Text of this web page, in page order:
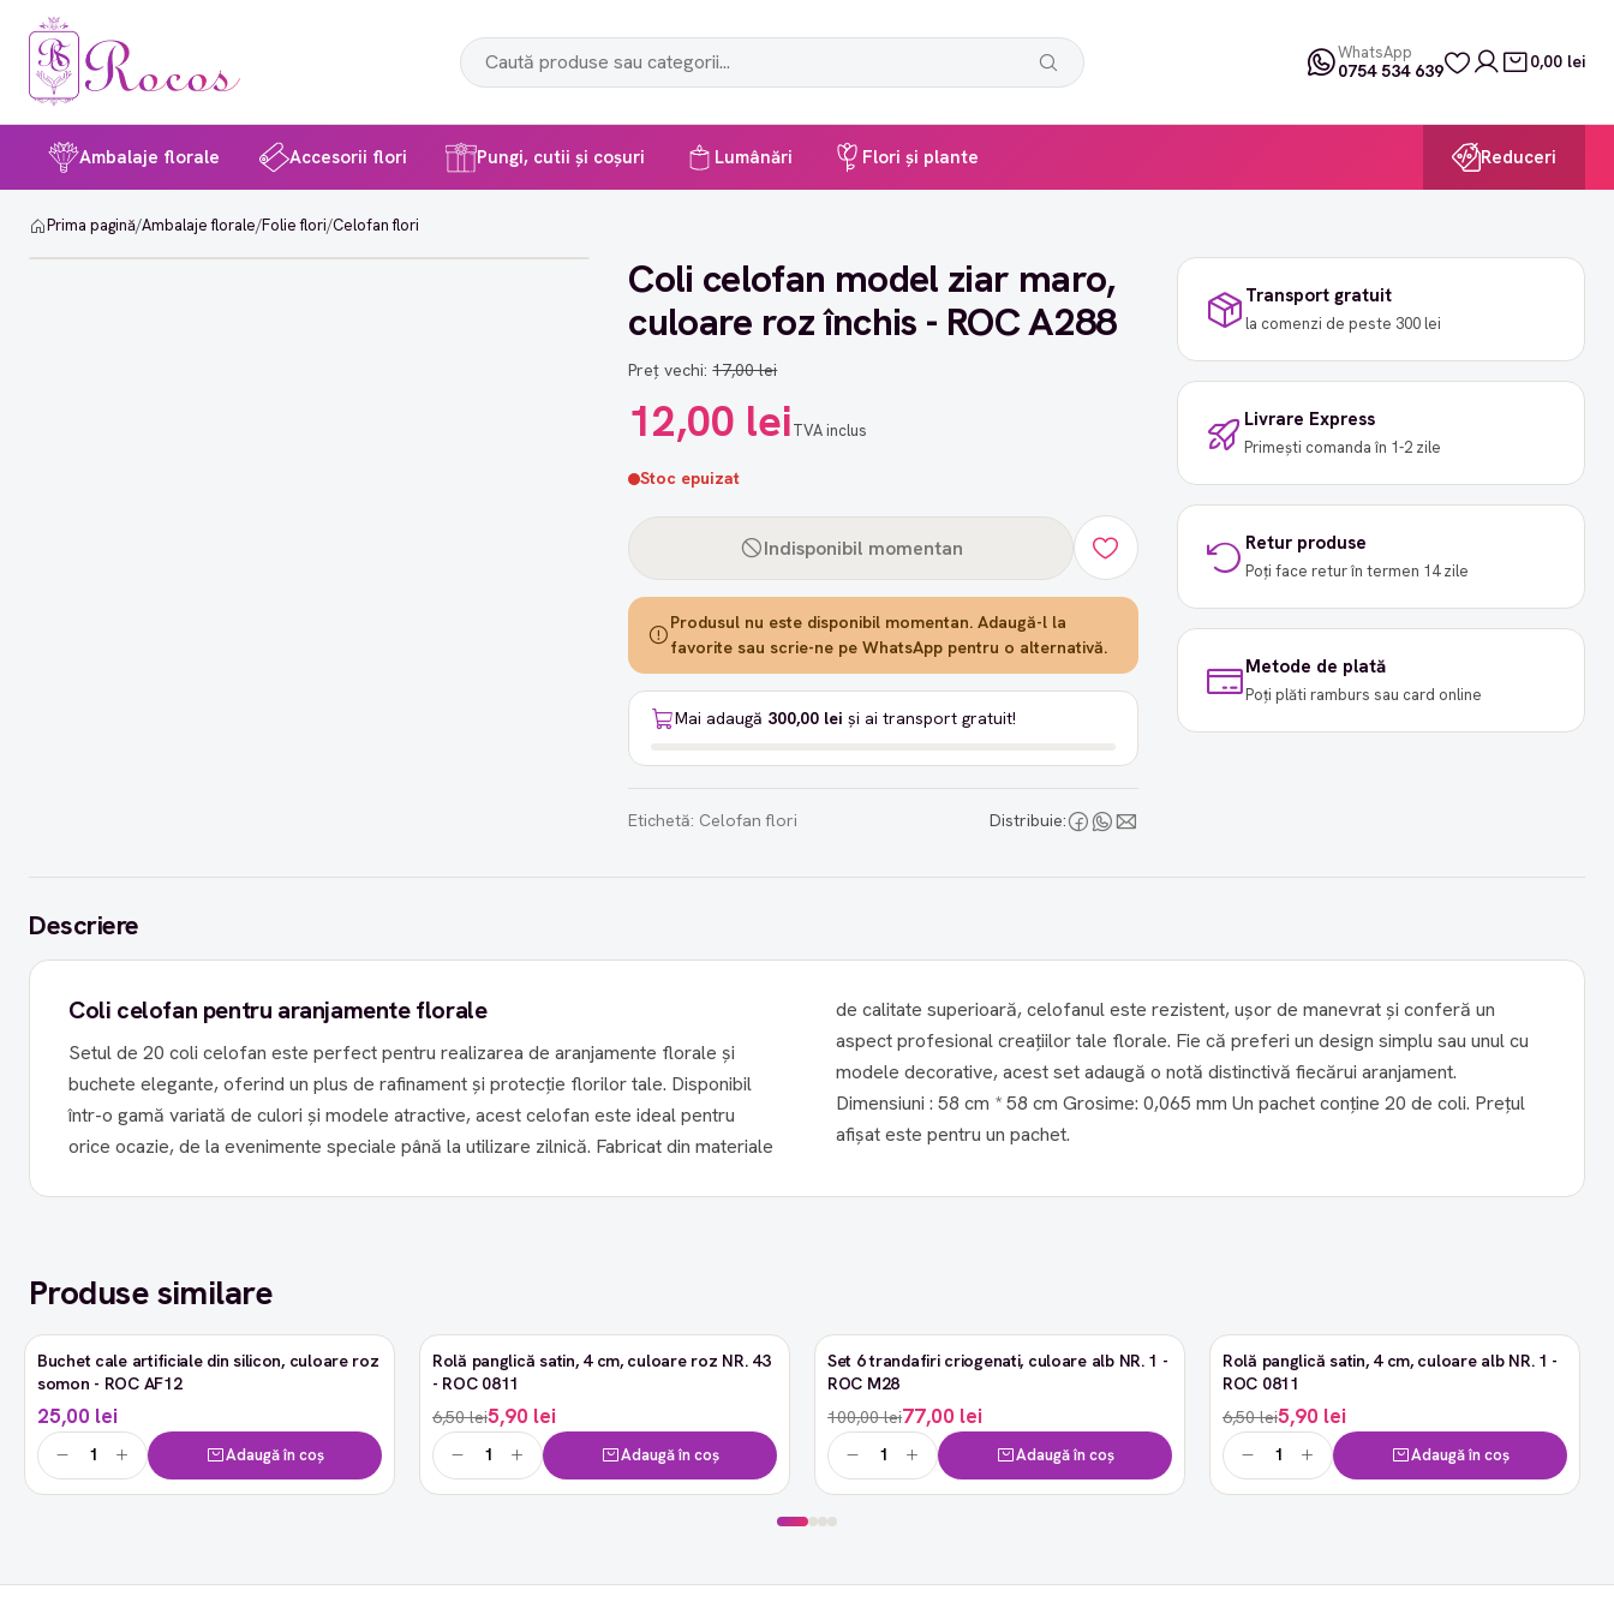
WhatsApp
0754 534 639 0,00 lei
Ambalaje florale Accesorii flori Pungi, cutii și coșuri Lumânări Flori și plante Reduceri
Prima pagină/Ambalaje florale/Folie flori/Celofan flori
Coli celofan model ziar maro,
culoare roz închis - ROC A288
Preț vechi:17,00 lei
12,00 leiTVA inclus
Stoc epuizat
Indisponibil momentan
Produsul nu este disponibil momentan. Adaugă-l la
favorite sau scrie-ne pe WhatsApp pentru o alternativă.
Mai adaugă 300,00 lei și ai transport gratuit!
Etichetă: Celofan flori Distribuie:
Transport gratuit
la comenzi de peste 300 lei
Livrare Express
Primești comanda în 1-2 zile
Retur produse
Poți face retur în termen 14 zile
Metode de plată
Poți plăti ramburs sau card online
Descriere
Coli celofan pentru aranjamente florale
Setul de 20 coli celofan este perfect pentru realizarea de aranjamente florale și
buchete elegante, oferind un plus de rafinament și protecție florilor tale. Disponibil
într-o gamă variată de culori și modele atractive, acest celofan este ideal pentru
orice ocazie, de la evenimente speciale până la utilizare zilnică. Fabricat din materiale
de calitate superioară, celofanul este rezistent, ușor de manevrat și conferă un
aspect profesional creațiilor tale florale. Fie că preferi un design simplu sau unul cu
modele decorative, acest set adaugă o notă distinctivă fiecărui aranjament.
Dimensiuni : 58 cm * 58 cm Grosime: 0,065 mm Un pachet conține 20 de coli. Prețul
afișat este pentru un pachet.
Produse similare
Buchet cale artificiale din silicon, culoare roz
somon - ROC AF12
25,00 lei
Adaugă în coș
-9%
Rolă panglică satin, 4 cm, culoare roz NR. 43
- ROC 0811
6,50 lei5,90 lei
Adaugă în coș
-23%
Set 6 trandafiri criogenati, culoare alb NR. 1 -
ROC M28
100,00 lei77,00 lei
Adaugă în coș
-9%
Rolă panglică satin, 4 cm, culoare alb NR. 1 -
ROC 0811
6,50 lei5,90 lei
Adaugă în coș